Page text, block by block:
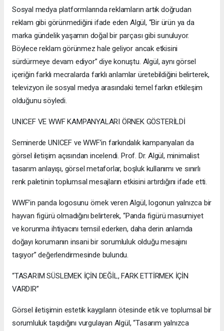
Sosyal medya platformlarında reklamların artık doğrudan
reklam gibi görünmediğini ifade eden Algül, “Bir ürün ya da
marka gündelik yaşamın doğal bir parçası gibi sunuluyor.
Böylece reklam görünmez hale geliyor ancak etkisini
sürdürmeye devam ediyor” diye konuştu. Algül, aynı görsel
içeriğin farklı mecralarda farklı anlamlar üretebildiğini belirterek,
televizyon ile sosyal medya arasındaki temel farkın etkileşim
olduğunu söyledi.
UNICEF VE WWF KAMPANYALARI ÖRNEK GÖSTERİLDİ
Seminerde UNICEF ve WWF’in farkındalık kampanyaları da
görsel iletişim açısından incelendi. Prof. Dr. Algül, minimalist
tasarım anlayışı, görsel metaforlar, boşluk kullanımı ve sınırlı
renk paletinin toplumsal mesajların etkisini artırdığını ifade etti.
WWF’in panda logosunu örnek veren Algül, logonun yalnızca bir
hayvan figürü olmadığını belirterek, “Panda figürü masumiyet
ve korunma ihtiyacını temsil ederken, daha derin anlamda
doğayı korumanın insani bir sorumluluk olduğu mesajını
taşıyor” değerlendirmesinde bulundu.
“TASARIM SÜSLEMEK İÇİN DEĞİL, FARK ETTİRMEK İÇİN
VARDIR”
Görsel iletişimin estetik kaygıların ötesinde etik ve toplumsal bir
sorumluluk taşıdığını vurgulayan Algül, “Tasarım yalnızca